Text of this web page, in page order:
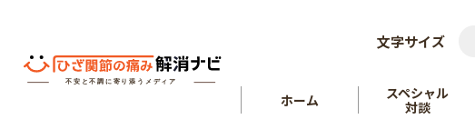
文字サイズ
ホーム
スペシャル
対談